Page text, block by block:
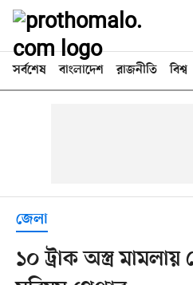
সর্বশেষ বাংলাদেশ রাজনীতি বিশ্ব
জেলা
১০ ট্রাক অস্ত্র